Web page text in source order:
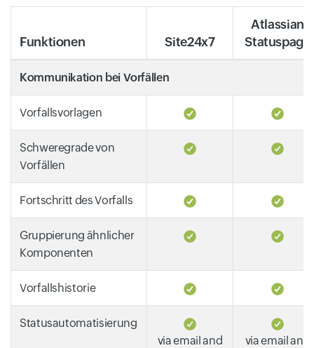
Funktionen Site24x7
Atlassian
Statuspage
Kommunikation bei Vorfällen
Vorfallsvorlagen
Schweregrade von
Vorfällen
Fortschritt des Vorfalls
Gruppierung ähnlicher
Komponenten
Vorfallshistorie
Statusautomatisierung
via email and
via email and